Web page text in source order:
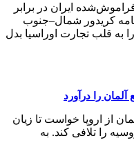
ایران در برابر
کریدور شمال–جنوب
قلب تجارت اوراسیا بدل
را درآورد
از اروپا خواست تا زیان
را تلافی کند. به